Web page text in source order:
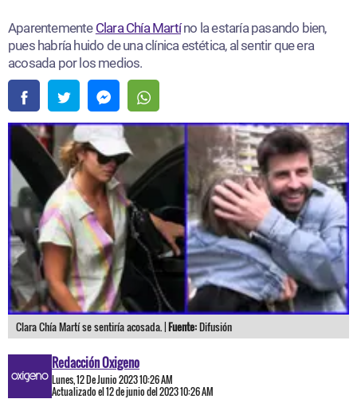
Aparentemente Clara Chía Martíno la estaría pasando bien,
pues habría huido de una clínica estética, al sentir que era
acosada por los medios.
Clara Chía Martí se sentiría acosada. |Fuente:Difusión
Redacción Oxigeno
Lunes, 12 De Junio 2023 10:26 AM
Actualizado el 12 de junio del 2023 10:26 AM